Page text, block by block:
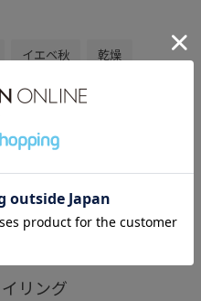
イエベ秋 乾燥
ラウス パンツ
バッグ/ウエストポーチ
SETUP
ダムエロぺ雑貨
る
リング